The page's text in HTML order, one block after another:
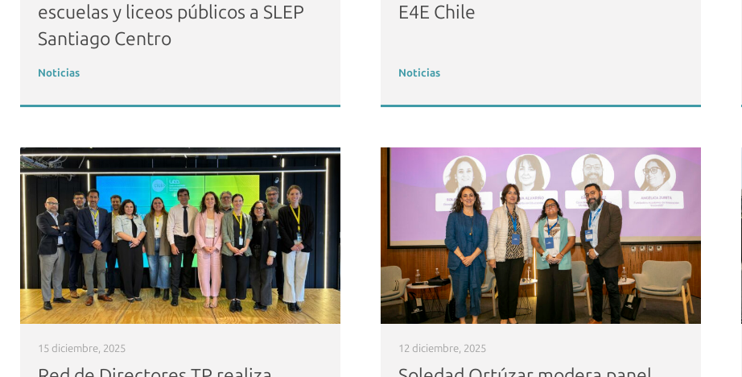
escuelas y liceos públicos a SLEP
Santiago Centro
Noticias
E4E Chile
Noticias
15 diciembre, 2025 12 diciembre, 2025